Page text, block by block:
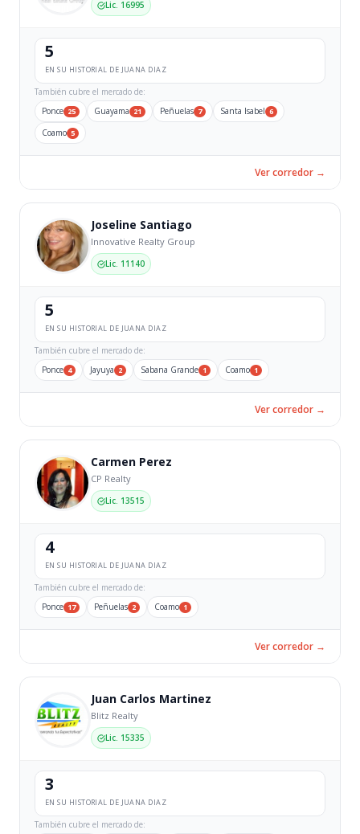
Lic. 16995
5
EN SU HISTORIAL DE JUANA DIAZ
También cubre el mercado de:
Ponce 25 Guayama 21 Peñuelas 7 Santa Isabel 6
Coamo 5
Ver corredor →
Joseline Santiago
Innovative Realty Group
Lic. 11140
5
EN SU HISTORIAL DE JUANA DIAZ
También cubre el mercado de:
Ponce 4 Jayuya 2 Sabana Grande 1 Coamo 1
Ver corredor →
Carmen Perez
CP Realty
Lic. 13515
4
EN SU HISTORIAL DE JUANA DIAZ
También cubre el mercado de:
Ponce 17 Peñuelas 2 Coamo 1
Ver corredor →
Juan Carlos Martinez
Blitz Realty
Lic. 15335
3
EN SU HISTORIAL DE JUANA DIAZ
También cubre el mercado de: